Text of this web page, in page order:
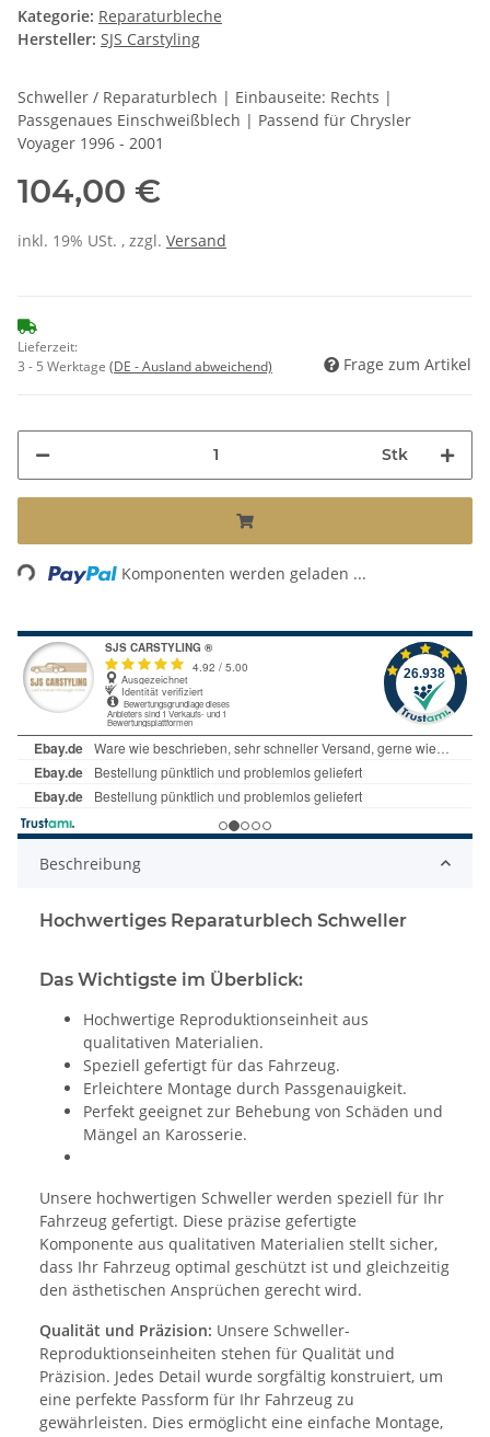
Kategorie: Reparaturbleche
Hersteller: SJS Carstyling
Schweller / Reparaturblech | Einbauseite: Rechts |
Passgenaues Einschweißblech | Passend für Chrysler
Voyager 1996 - 2001
104,00 €
inkl. 19% USt. , zzgl. Versand
Lieferzeit:
3 - 5 Werktage (DE - Ausland abweichend) Frage zum Artikel
Stk
Loading... Komponenten werden geladen ...
Beschreibung
Hochwertiges Reparaturblech Schweller
Das Wichtigste im Überblick:
Hochwertige Reproduktionseinheit aus
qualitativen Materialien.
Speziell gefertigt für das Fahrzeug.
Erleichtere Montage durch Passgenauigkeit.
Perfekt geeignet zur Behebung von Schäden und
Mängel an Karosserie.
Unsere hochwertigen Schweller werden speziell für Ihr
Fahrzeug gefertigt. Diese präzise gefertigte
Komponente aus qualitativen Materialien stellt sicher,
dass Ihr Fahrzeug optimal geschützt ist und gleichzeitig
den ästhetischen Ansprüchen gerecht wird.
Qualität und Präzision: Unsere Schweller-
Reproduktionseinheiten stehen für Qualität und
Präzision. Jedes Detail wurde sorgfältig konstruiert, um
eine perfekte Passform für Ihr Fahrzeug zu
gewährleisten. Dies ermöglicht eine einfache Montage,